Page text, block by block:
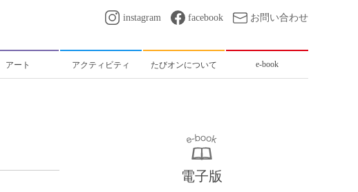
instagram facebook お問い合わせ
アート アクティビティ たびオンについて e-book
電子版